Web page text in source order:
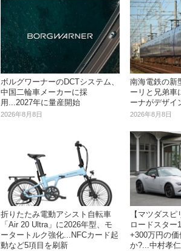
ボルグワーナーのDCTシステム、
中国二輪車メーカーに採
用...2027年に量産開始
2026年8月8日
南海電鉄の新
ーリと兄弟車
ーナがデザイ
2026年8月8日
折りたたみ電動アシスト自転車
「Air 20 Ultra」に2026年型、モ
ータートルク強化...NFCカード起
動など5項目を刷新
【マツダス
ロードスター
+300万円の
か?...中村孝仁